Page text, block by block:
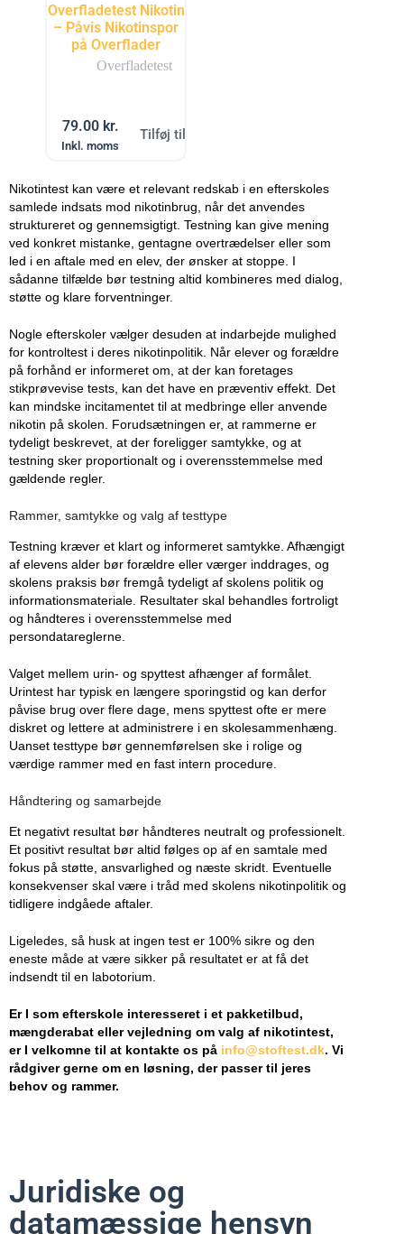
Overfladetest Nikotin
– Påvis Nikotinspor
på Overflader
Overfladetest
79.00 kr.
Inkl. moms
Tilføj til kurv
Nikotintest kan være et relevant redskab i en efterskoles
samlede indsats mod nikotinbrug, når det anvendes
struktureret og gennemsigtigt. Testning kan give mening
ved konkret mistanke, gentagne overtrædelser eller som
led i en aftale med en elev, der ønsker at stoppe. I
sådanne tilfælde bør testning altid kombineres med dialog,
støtte og klare forventninger.
Nogle efterskoler vælger desuden at indarbejde mulighed
for kontroltest i deres nikotinpolitik. Når elever og forældre
på forhånd er informeret om, at der kan foretages
stikprøvevise tests, kan det have en præventiv effekt. Det
kan mindske incitamentet til at medbringe eller anvende
nikotin på skolen. Forudsætningen er, at rammerne er
tydeligt beskrevet, at der foreligger samtykke, og at
testning sker proportionalt og i overensstemmelse med
gældende regler.
Rammer, samtykke og valg af testtype
Testning kræver et klart og informeret samtykke. Afhængigt
af elevens alder bør forældre eller værger inddrages, og
skolens praksis bør fremgå tydeligt af skolens politik og
informationsmateriale. Resultater skal behandles fortroligt
og håndteres i overensstemmelse med
persondatareglerne.
Valget mellem urin- og spyttest afhænger af formålet.
Urintest har typisk en længere sporingstid og kan derfor
påvise brug over flere dage, mens spyttest ofte er mere
diskret og lettere at administrere i en skolesammenhæng.
Uanset testtype bør gennemførelsen ske i rolige og
værdige rammer med en fast intern procedure.
Håndtering og samarbejde
Et negativt resultat bør håndteres neutralt og professionelt.
Et positivt resultat bør altid følges op af en samtale med
fokus på støtte, ansvarlighed og næste skridt. Eventuelle
konsekvenser skal være i tråd med skolens nikotinpolitik og
tidligere indgåede aftaler.
Ligeledes, så husk at ingen test er 100% sikre og den
eneste måde at være sikker på resultatet er at få det
indsendt til en labotorium.
Er I som efterskole interesseret i et pakketilbud,
mængderabat eller vejledning om valg af nikotintest,
er I velkomne til at kontakte os på info@stoftest.dk. Vi
rådgiver gerne om en løsning, der passer til jeres
behov og rammer.
Juridiske og
datamæssige hensyn